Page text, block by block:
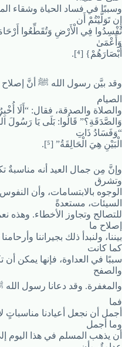
وسببًا في فساد الحياة وشقاء
إِن تَوَلَّيْتُمْ أَن
تُفْسِدُوا فِي الْأَرْضِ وَتُقَطِّعُوا
وَأَعْمَىٰ
أَبْصَارَهُمْ} [⁴].
وقد بيَّن رسول الله ﷺ أنَّ إصلاح
الصيام
والصلاة والصدقة، فقال: “أَلَا
وَالصَّدَقَةِ؟” قَالُوا: بَلَى يَا رَسُولَ
“وَفَسَادُ ذَاتِ
الْبَيْنِ هِيَ الْحَالِقَةُ” [⁵].
وإنَّ مِن جمال العيد أنه مناسبةٌ
وتشرق
الوجوه بالابتسامات، وأن
السيئات، مستعدةً
للتصالح وتجاوز الأخطاء. وهذه
إصلاح ما
بيننا، ولنبدأ ذلك بجيراننا
كما كانت
سببًا في العداوة، فإنها يمكن أن
والصفح
فما
أجمل أن نجعل أعيادنا مناسباتٍ
وما أجمل
أن يذهب المسلم في هذا اليوم